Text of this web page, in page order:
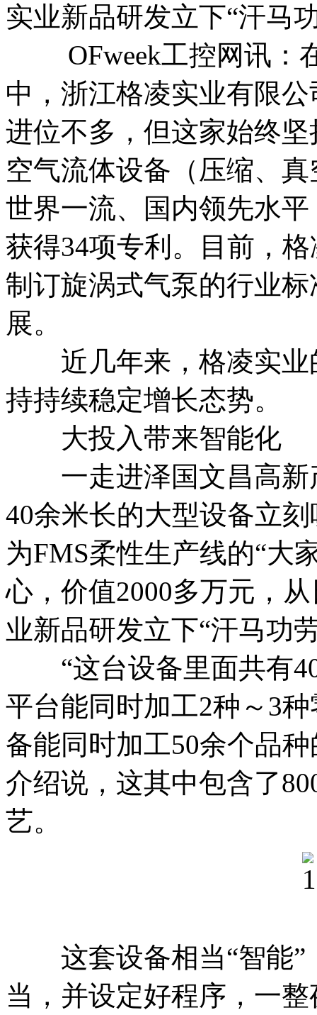
实业新品研发立下“汗马
OFweek工控网讯：
中，浙江格凌实业有限
进位不多，但这家始终
空气流体设备（压缩、
世界一流、国内领先水
获得34项专利。目前，
制订旋涡式气泵的行业
展。
近几年来，格凌实业
持持续稳定增长态势。
大投入带来智能化
一走进泽国文昌高新
40余米长的大型设备立
为FMS柔性生产线的“大
心，价值2000多万元，
业新品研发立下“汗马功
“这台设备里面共有40
平台能同时加工2种～3
备能同时加工50余个品
介绍说，这其中包含了
艺。
这套设备相当“智能”
当，并设定好程序，一